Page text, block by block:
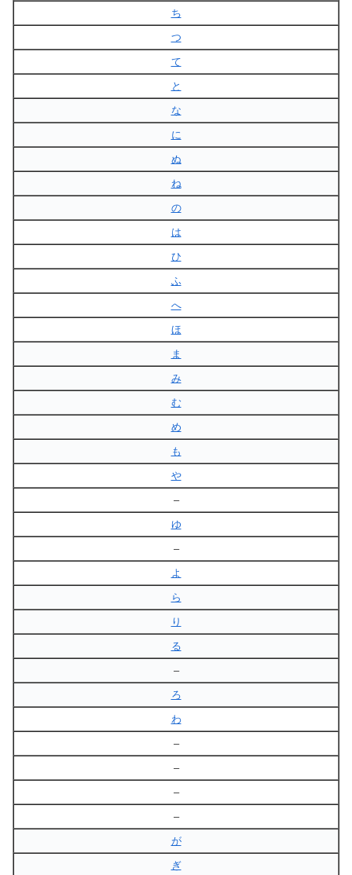
ち
つ
て
と
な
に
ぬ
ね
の
は
ひ
ふ
へ
ほ
ま
み
む
め
も
や
–
ゆ
–
よ
ら
り
る
–
ろ
わ
–
–
–
–
が
ぎ